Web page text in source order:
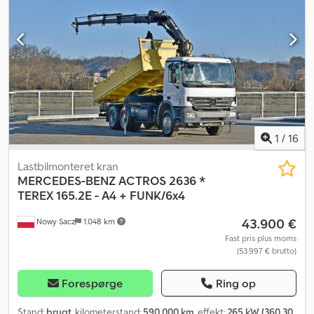
AIRCONDITION ? SERVOSTYRING ? TAKOGRAF ? RETARDER
Tipvogn: 600 x 245 x 80 cm Lasteevne: 11.000 kg Totalvægt: 26.000
kg Dækstørrelse: 13R22,5 Akselafstand: 420/133 cm Affjedring:
Fjeder Kran: HIAB 166 D S - 4 HIDUO + FJERNBETJENING Tlf: *
KUBA – POLSK, ENGELSK, TYSK, ITALIENSK Dcsdpfx Ahoyq U R Rs
Uok * SEBASTIAN – POLSK, TYSK, ITALIENSK, ???? * LASZLO –
UNGARSK * COSTEL – RUMÆNSK (Romænsk: Vi ordner alle
eksportformaliteter inkl. nummerplade) RADEK – ???? Ref. nr.: 4242
1 / 16
Nowy Sacz 1.048 km
Lastbilmonteret kran
MERCEDES-BENZACTROS 2636 *
TEREX 165.2E - A4 + FUNK/6x4
43.900 €
Fast pris plus moms
(53.997 € brutto)
Forespørge Ring op